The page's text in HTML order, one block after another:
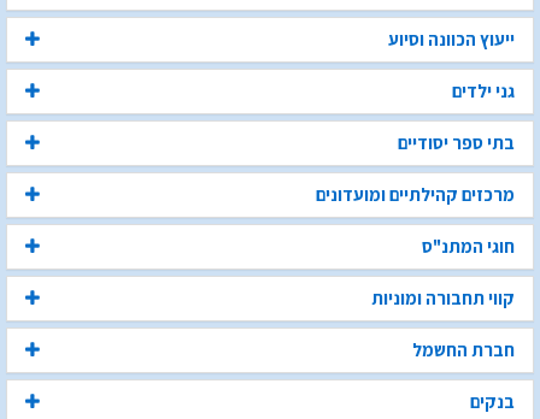
ייעוץ הכוונה וסיוע
גני ילדים
בתי ספר יסודיים
מרכזים קהילתיים ומועדונים
חוגי המתנ"ס
קווי תחבורה ומוניות
חברת החשמל
בנקים